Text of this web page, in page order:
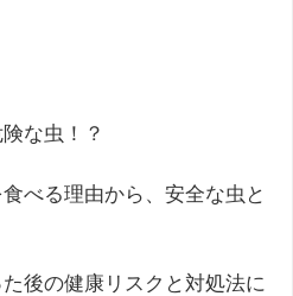
な虫！？
べる理由から、安全な虫と
後の健康リスクと対処法に